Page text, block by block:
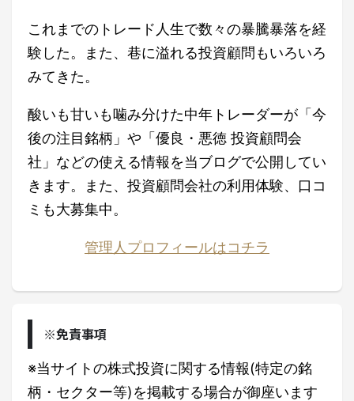
これまでのトレード人生で数々の暴騰暴落を経
験した。また、巷に溢れる投資顧問もいろいろ
みてきた。
酸いも甘いも噛み分けた中年トレーダーが「今
後の注目銘柄」や「優良・悪徳 投資顧問会
社」などの使える情報を当ブログで公開してい
きます。また、投資顧問会社の利用体験、口コ
ミも大募集中。
管理人プロフィールはコチラ
※免責事項
※当サイトの株式投資に関する情報(特定の銘
柄・セクター等)を掲載する場合が御座います